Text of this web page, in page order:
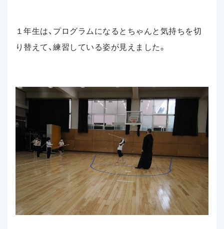
１年生は、プログラムになるとちゃんと気持ちを切
り替えて、練習している姿が見えました。